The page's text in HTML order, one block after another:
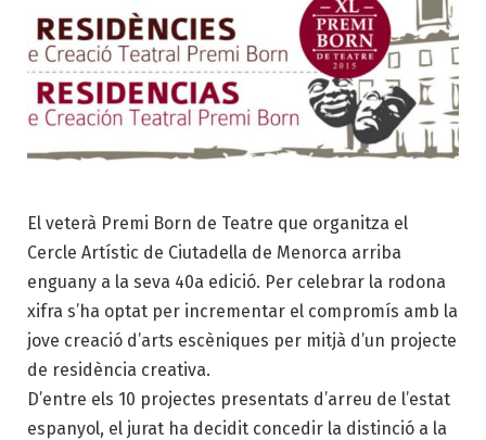
El veterà Premi Born de Teatre que organitza el
Cercle Artístic de Ciutadella de Menorca arriba
enguany a la seva 40a edició. Per celebrar la rodona
xifra s’ha optat per incrementar el compromís amb la
jove creació d’arts escèniques per mitjà d’un projecte
de residència creativa.
D’entre els 10 projectes presentats d’arreu de l’estat
espanyol, el jurat ha decidit concedir la distinció a la